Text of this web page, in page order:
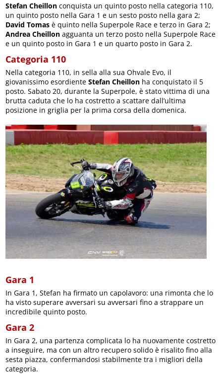
Stefan Cheillon conquista un quinto posto nella categoria 110,
un quinto posto nella Gara 1 e un sesto posto nella gara 2;
David Tomas è quinto nella Superpole Race e terzo in Gara 2;
Andrea Cheillon agguanta un terzo posto nella Superpole Race
e un quinto posto in Gara 1 e un quarto posto in Gara 2.
Categoria 110
Nella categoria 110, in sella alla sua Ohvale Evo, il
giovanissimo esordiente Stefan Cheillon ha conquistato il 5
posto. Sabato 20, durante la Superpole, è stato vittima di una
brutta caduta che lo ha costretto a scattare dall’ultima
posizione in griglia per la prima corsa della domenica.
Gara 1
In Gara 1, Stefan ha firmato un capolavoro: una rimonta che lo
ha visto superare avversari su avversari fino a strappare un
incredibile quinto posto.
Gara 2
In Gara 2, una partenza complicata lo ha nuovamente costretto
a inseguire, ma con un altro recupero solido è risalito fino alla
sesta piazza, confermandosi stabilmente tra i migliori della
categoria.